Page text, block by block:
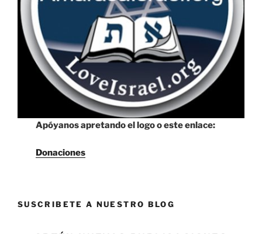
Apóyanos apretando el logo o este enlace:
Donaciones
SUSCRIBETE A NUESTRO BLOG